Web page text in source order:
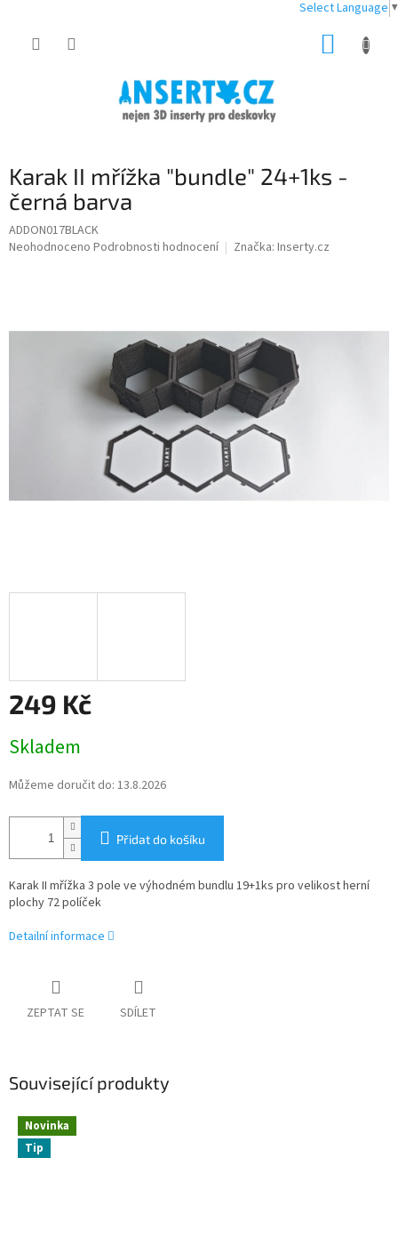
Select Language ▼
Karak II mřížka "bundle" 24+1ks -
černá barva
ADDON017BLACK
Průměrné
z
Neohodnoceno Podrobnosti hodnocení Značka: Inserty.cz
249 Kč
cena:
Skladem
Můžeme doručit do: 13.8.2026
Přidat do košíku
Karak II mřížka 3 pole ve výhodném bundlu 19+1ks pro velikost herní
plochy 72 políček
Detailní informace
ZEPTAT SE SDÍLET
Související produkty
Novinka
Tip